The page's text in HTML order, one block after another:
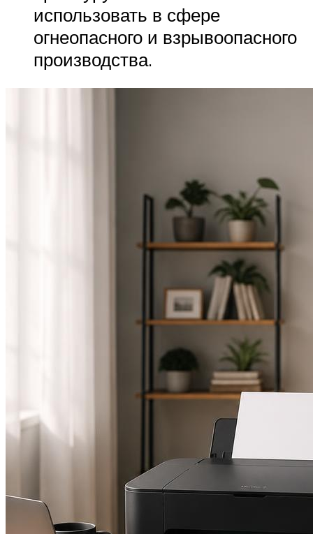
использовать в сфере
огнеопасного и взрывоопасного
производства.